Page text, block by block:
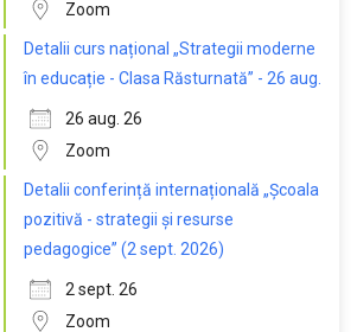
Zoom
Detalii curs național „Strategii moderne
în educație - Clasa Răsturnată” - 26 aug.
26 aug. 26
Zoom
Detalii conferință internațională „Școala
pozitivă - strategii și resurse
pedagogice” (2 sept. 2026)
2 sept. 26
Zoom